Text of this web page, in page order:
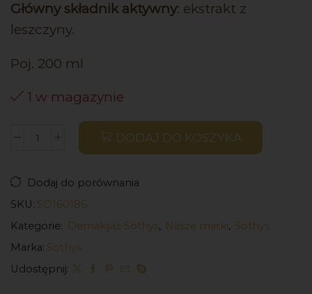
Główny składnik aktywny: ekstrakt z
leszczyny.
Poj. 200 ml
1 w magazynie
DODAJ DO KOSZYKA
Dodaj do porównania
SKU: SO160186
Kategorie: Demakijaż Sothys, Nasze marki, Sothys
Marka: Sothys
Udostępnij: